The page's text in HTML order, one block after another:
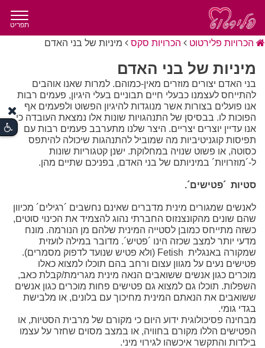
תפריט
הכרויות פלירטוט הכרויות סקס מיניות של בני האדם
מיניות של בני האדם
בני האדם יצורים מוזרים מאין-כמוהם. למרות שאנו אוהבים
להתייחס לעצמנו כבעלי חיים תבוניים בעלי היגיון, פעמים רבות
אנו פועלים בצורות אשר מנוגדות להיגיון הפשוט ולפעמים אף
הפוכות לו. בבסיסן של התנהגויות שונות אלו נמצאת העובדה כי
אנו עדיין יוצרים יצריים. היצר שלנו מתערבב פעמים רבות עם
תפיסות קוגניטיביות מה שמוביל להתנהגות שיכולה להיתפס
כסוטה, או פשוט שנויה במחלוקת. ישנן קטגוריות שונות
ל-´מוזרויות´ במיניותם של בני האדם, בפניכם שתיים מהן.
סטיות  ´פטישים´.
לאנשים שמגורים מינית מדברים שאינם נחשבים ´רגילים´ מכיוון
שהם שונים מהקונצנזוס החברתי נהוג להצמיד את הכינוי סוטים,
כשזה מתייחס כמובן לסטייה המינית שלהם מן הנורמה. מונח
מדעי יותר למצב שכזה הינו ´פטיש´. מדובר במילה לועזית
שמקורה באנגלית  Fetish (ולא פטיש שנועד לדפוק מסמרים).
פטישים נעים על מגוון עצום ורחב בהם תוכלו למצוא כאלו
מוכרים כגון אנשים ששואבים הנאה מינית מגרימת/קבלת כאב,
השפלות. תוכלו גם למצוא גם פטישים פחות מוכרים כגון אנשים
ששואבים את הנאתם המינית מחיכוך עם בלונים, או מלבישת
בגדי גומי.
מבחינה פסיכולוגית ידוע היום כי מקורם של מרבית הסטיות, או
הפטישים הללו מקורם בחוויה, או במצב מסוים שחזר על עצמו
בילדות והתקשר איכשהו לגירוי מיני.